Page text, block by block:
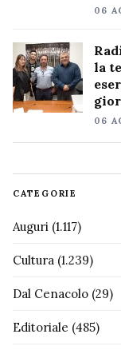
06
la
06
CATEGORIE
Auguri (1.117)
Cultura (1.239)
Dal Cenacolo (29)
Editoriale (485)